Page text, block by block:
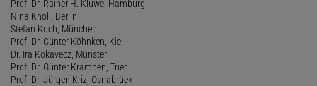
Prof. Dr. Rainer H. Kluwe, Hamburg
Nina Knoll, Berlin
Stefan Koch, München
Prof. Dr. Günter Köhnken, Kiel
Dr. Ira Kokavecz, Münster
Prof. Dr. Günter Krampen, Trier
Prof. Dr. Jürgen Kriz, Osnabrück